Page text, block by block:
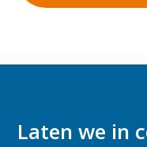
Laten we in